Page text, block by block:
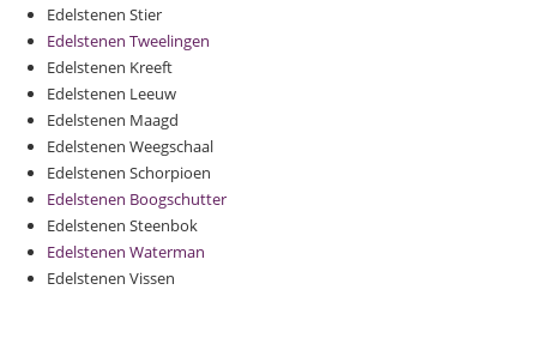
Edelstenen Stier
Edelstenen Tweelingen
Edelstenen Kreeft
Edelstenen Leeuw
Edelstenen Maagd
Edelstenen Weegschaal
Edelstenen Schorpioen
Edelstenen Boogschutter
Edelstenen Steenbok
Edelstenen Waterman
Edelstenen Vissen